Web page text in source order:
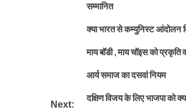
Next:
सम्मानित
क्या भारत से कम्युनिस्ट आंदोलन
माय बॉडी , माय चॉइस को प्रकृति
आर्य समाज का दसवां नियम
दक्षिण विजय के लिए भाजपा को